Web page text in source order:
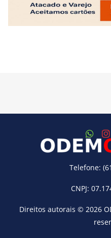
Telefone:
CNPJ:
Direitos autorais © 2026